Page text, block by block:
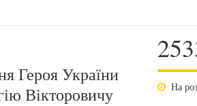
Героя України
Вікторовичу
На